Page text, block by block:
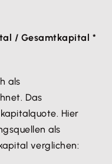
/ Gesamtkapital *
als
Das
Hier
als
verglichen: